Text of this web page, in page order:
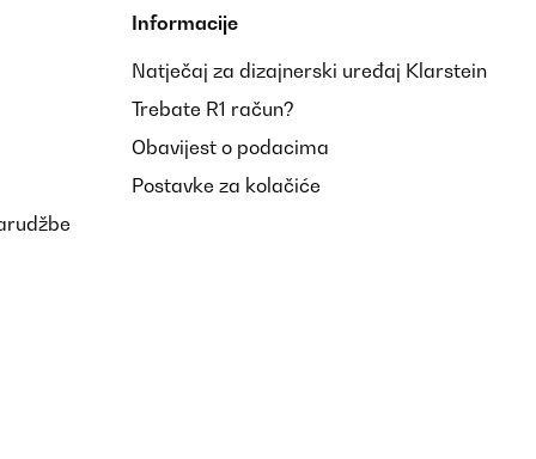
Informacije
Natječaj za dizajnerski uređaj Klarstein
Trebate R1 račun?
Obavijest o podacima
Postavke za kolačiće